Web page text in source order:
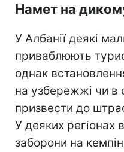
Намет на
У Албанії деякі
приваблюють
однак
на узбережжі чи в
призвести до
У деяких регіонах
заборони на